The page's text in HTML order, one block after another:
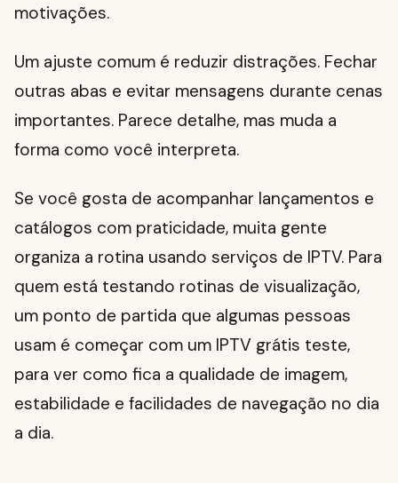
motivações.
Um ajuste comum é reduzir distrações. Fechar
outras abas e evitar mensagens durante cenas
importantes. Parece detalhe, mas muda a
forma como você interpreta.
Se você gosta de acompanhar lançamentos e
catálogos com praticidade, muita gente
organiza a rotina usando serviços de IPTV. Para
quem está testando rotinas de visualização,
um ponto de partida que algumas pessoas
usam é começar com um IPTV grátis teste,
para ver como fica a qualidade de imagem,
estabilidade e facilidades de navegação no dia
a dia.